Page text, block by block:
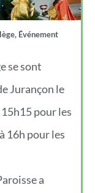
, Événement
se sont
Jurançon le
pour les
16h pour les
a